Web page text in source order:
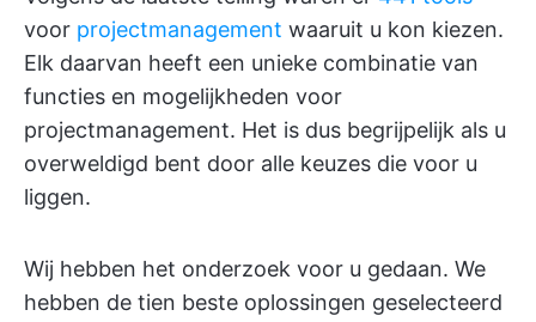
voor projectmanagement waaruit u kon kiezen.
Elk daarvan heeft een unieke combinatie van
functies en mogelijkheden voor
projectmanagement. Het is dus begrijpelijk als u
overweldigd bent door alle keuzes die voor u
liggen.
Wij hebben het onderzoek voor u gedaan. We
hebben de tien beste oplossingen geselecteerd